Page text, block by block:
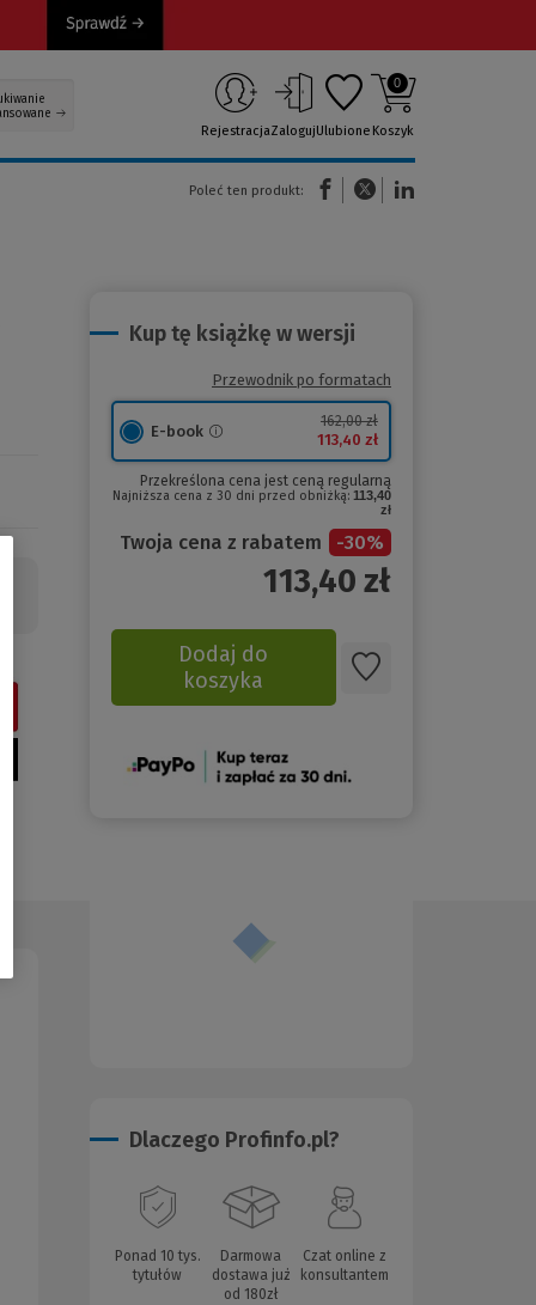
RejestracjaZalogujUlubione
0
Koszyk
Poleć ten produkt:
(Nowe okno)(Link do innej strony)
Kup tę książkę w wersji
Przewodnik po formatach
E-book
162,00 zł
113,40 zł
Przekreślona cena jest ceną regularną
Najniższa cena z 30 dni przed obniżką: 113,40
zł
Twoja cena z rabatem -30%
113,40 zł
Dodaj do
koszyka
(Nowe
Dlaczego Profinfo.pl?
Ponad 10 tys.
tytułów
Darmowa
dostawa już
od 180zł
Czat online z
konsultantem